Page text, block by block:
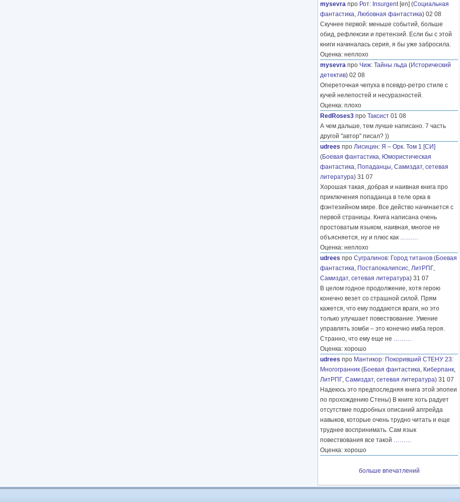
mysevra про Рот: Insurgent[en] (Социальная
фантастика, Любовная фантастика) 02 08
Скучнее первой: меньше событий, больше
обид, рефлексии и претензий. Если бы с этой
книги начиналась серия, я бы уже забросила.
Оценка: неплохо
mysevra про Чиж: Тайны льда (Исторический
детектив) 02 08
Опереточная чепуха в псевдо-ретро стиле с
кучей нелепостей и несуразностей.
Оценка: плохо
RedRoses3 про Таксист 01 08
А чем дальше, тем лучше написано. 7 часть
другой "автор" писал? ))
udrees про Лисицин: Я – Орк. Том 1 [СИ]
(Боевая фантастика, Юмористическая
фантастика, Попаданцы, Самиздат, сетевая
литература) 31 07
Хорошая такая, добрая и наивная книга про
приключения попаданца в теле орка в
фэнтезийном мире. Все действо начинается с
первой страницы. Книга написана очень
простоватым языком, наивная, многое не
объясняется, ну и плюс как ………
Оценка: неплохо
udrees про Сугралинов: Город титанов (Боевая
фантастика, Постапокалипсис, ЛитРПГ,
Самиздат, сетевая литература) 31 07
В целом годное продолжение, хотя герою
конечно везет со страшной силой. Прям
кажется, что ему поддаются враги, но это
только улучшает повествование. Умение
управлять зомби – это конечно имба героя.
Странно, что ему еще не ………
Оценка: хорошо
udrees про Мантикор: Покоривший СТЕНУ 23:
Многогранник (Боевая фантастика, Киберпанк,
ЛитРПГ, Самиздат, сетевая литература) 31 07
Надеюсь это предпоследняя книга этой эпопеи
по прохождению Стены) В книге хоть радует
отсутствие подробных описаний апгрейда
навыков, которые очень трудно читать и еще
труднее воспринимать. Сам язык
повествования все такой ………
Оценка: хорошо
больше впечатлений